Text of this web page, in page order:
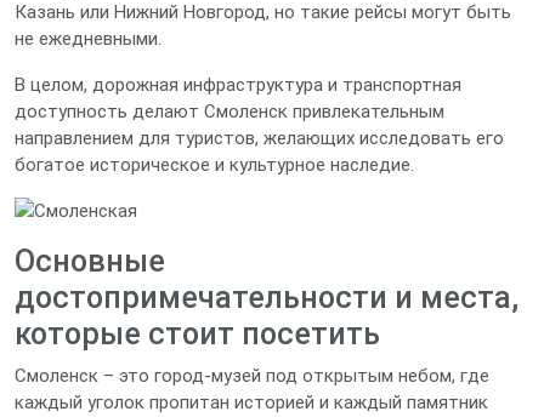
Казань или Нижний Новгород, но такие рейсы могут быть
не ежедневными.
В целом, дорожная инфраструктура и транспортная
доступность делают Смоленск привлекательным
направлением для туристов, желающих исследовать его
богатое историческое и культурное наследие.
Основные
достопримечательности и места,
которые стоит посетить
Смоленск – это город-музей под открытым небом, где
каждый уголок пропитан историей и каждый памятник